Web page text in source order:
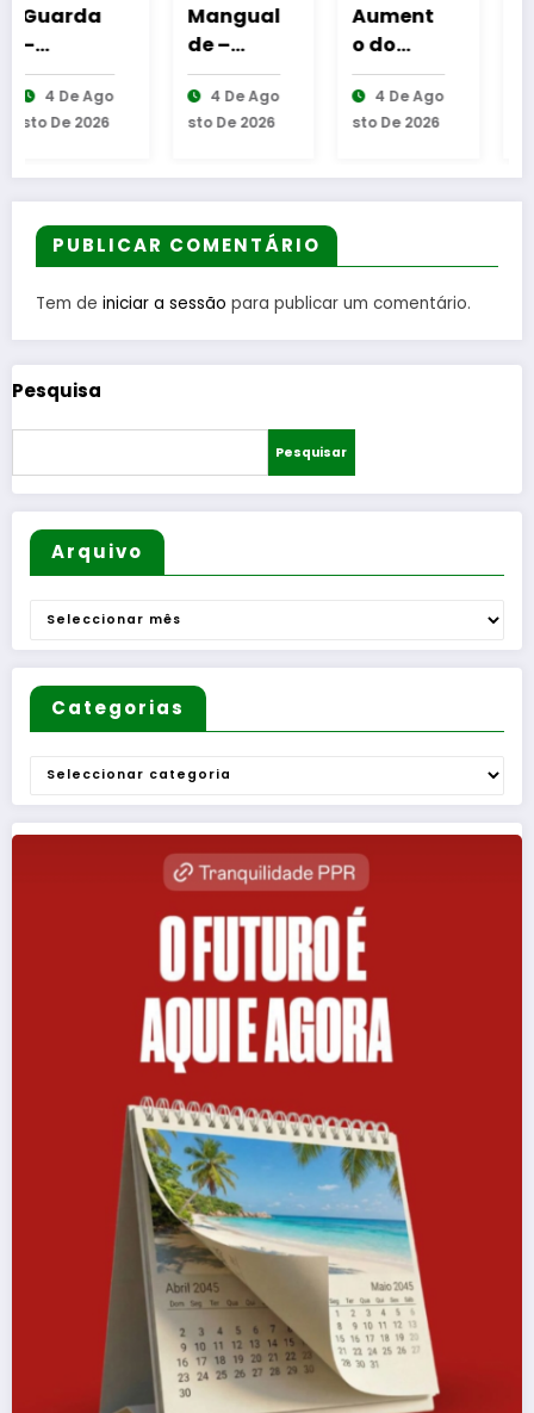
Mangual
Inaugur
ação da
Requalifi
do
Municip
al
4 De Ago
Sto De 2026
Aument
número
de
equipas
na AF
4 De Ago
Sto De 2026
Guarda
amante
s do BTT
na
Invernal
Guarda
5 De Ago
Sto De 2026
PUBLICAR COMENTÁRIO
Tem de iniciar a sessão para publicar um comentário.
Pesquisa
Pesquisar
Arquivo
Arquivo
Categorias
Categorias